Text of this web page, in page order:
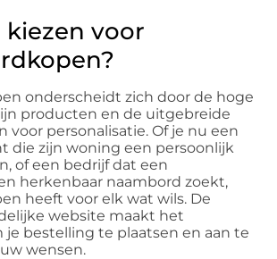
voor
onderscheidt zich door de hoge
producten en de uitgebreide
voor personalisatie. Of je nu een
die zijn woning een persoonlijk
of een bedrijf dat een
herkenbaar naambord zoekt,
heeft voor elk wat wils. De
website maakt het
je bestelling te plaatsen en aan te
wensen.